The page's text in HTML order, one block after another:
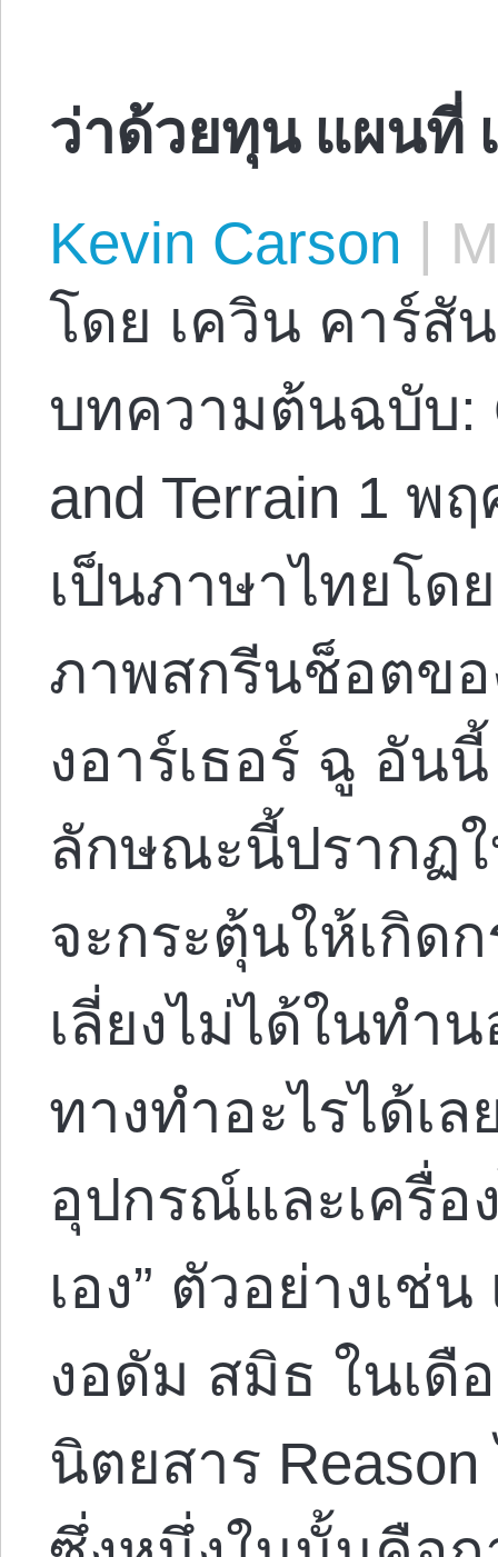
ว่าด้วยทุน แผนที่
Kevin Carson |
โดย เควิน คาร์สั
บทความต้นฉบับ:
and Terrain 1 พ
เป็นภาษาไทยโด
ภาพสกรีนช็อตข
งอาร์เธอร์ ฉู อัน
ลักษณะนี้ปรากฏ
จะกระตุ้นให้เกิด
เลี่ยงไม่ได้ในทำ
ทางทำอะไรได้เ
อุปกรณ์และเครื่อ
เอง” ตัวอย่างเช่
งอดัม สมิธ ในเ
นิตยสาร